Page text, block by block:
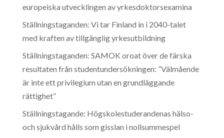
europeiska utvecklingen av yrkesdoktorsexamina
Ställningstaganden: Vi tar Finland in i 2040-talet
med kraften av tillgänglig yrkesutbildning
Ställningstaganden: SAMOK oroat över de färska
resultaten från studentundersökningen: ”Välmående
är inte ett privilegium utan en grundläggande
rättighet”
Ställningstagande: Högskolestuderandenas hälso-
och sjukvård hålls som gisslan i nollsummespel